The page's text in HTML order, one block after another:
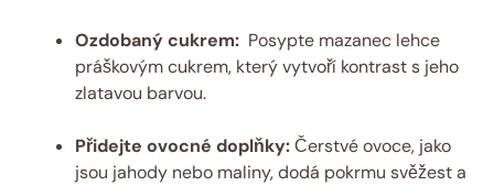
Ozdobaný cukrem: ⁤ Posypte mazanec lehce
práškovým cukrem, který vytvoří kontrast s jeho‍
zlatavou ⁣barvou.
Přidejte‍ ovocné doplňky:⁤Čerstvé ovoce,⁤ jako
jsou⁢ jahody nebo maliny, ⁢dodá pokrmu ⁤svěžest a⁤